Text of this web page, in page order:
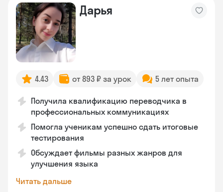
Дарья
4.43 от 893 ₽ за урок 5 лет опыта
Получила квалификацию переводчика в
профессиональных коммуникациях
Помогла ученикам успешно сдать итоговые
тестирования
Обсуждает фильмы разных жанров для
улучшения языка
Читать дальше